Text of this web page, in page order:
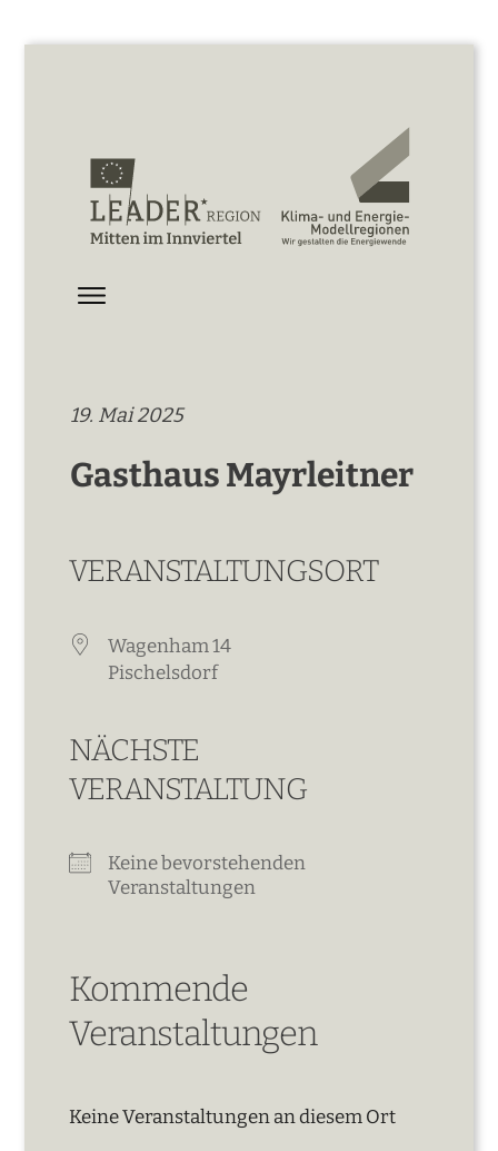
19. Mai 2025
Gasthaus Mayrleitner
VERANSTALTUNGSORT
Wagenham 14
Pischelsdorf
NÄCHSTE
VERANSTALTUNG
Keine bevorstehenden
Veranstaltungen
Kommende
Veranstaltungen
Keine Veranstaltungen an diesem Ort